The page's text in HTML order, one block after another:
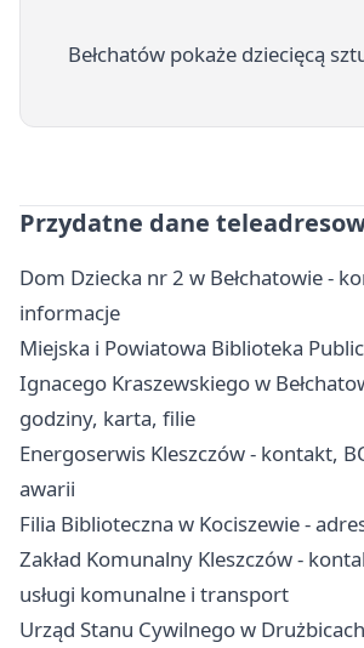
Bełchatów pokaże dziecięcą
Przydatne dane
Dom Dziecka nr 2 w Bełchatowie -
informacje
Miejska i Powiatowa Biblioteka
Ignacego Kraszewskiego w
godziny, karta, filie
Energoserwis Kleszczów - kontakt,
awarii
Filia Biblioteczna w Kociszewie -
Zakład Komunalny Kleszczów -
usługi komunalne i transport
Urząd Stanu Cywilnego w